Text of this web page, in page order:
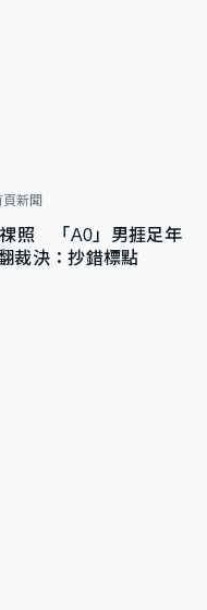
頁新聞
照 「A0」男捱足年
裁決：抄錯標點